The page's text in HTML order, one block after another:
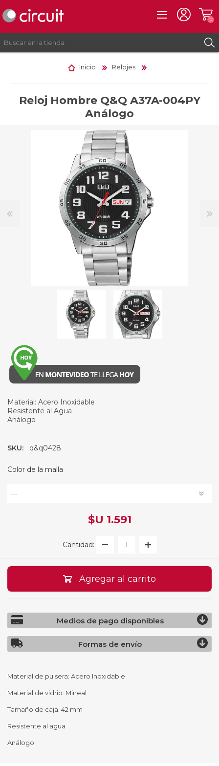
INICIAR SESIÓN
(0)
Inicio Relojes
Reloj Hombre Q&Q A37A-004PY
Análogo
Material: Acero Inoxidable
Resistente al Agua
Análogo
SKU: q&q0428
Color de la malla
$U 1.591
Cantidad:
Agregar al carrito
Medios de pago disponibles
Formas de envío
Material de pulsera: Acero Inoxidable
Material de vidrio: Mineal
Tamaño de caja: 42 mm
Resistente al agua
Análogo